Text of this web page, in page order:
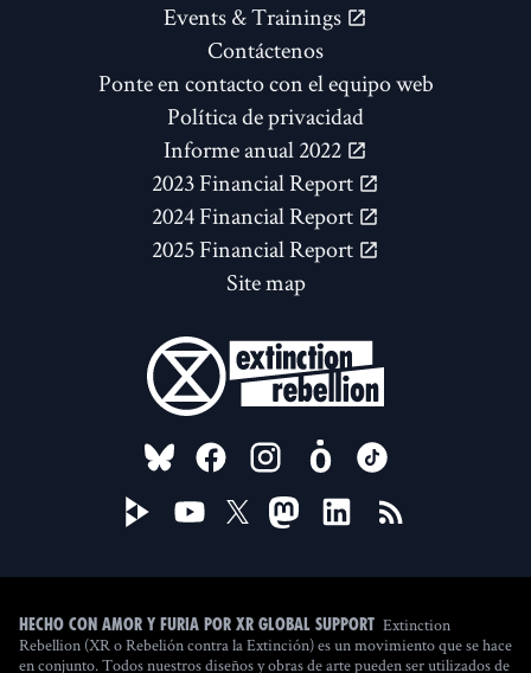
Events & Trainings
Contáctenos
Ponte en contacto con el equipo web
Política de privacidad
Informe anual 2022
2023 Financial Report
2024 Financial Report
2025 Financial Report
Site map
FOLLOW US ON
Hecho con amor y furia por XR Global Support Extinction
Rebellion (XR o Rebelión contra la Extinción) es un movimiento que se hace
en conjunto. Todos nuestros diseños y obras de arte pueden ser utilizados de